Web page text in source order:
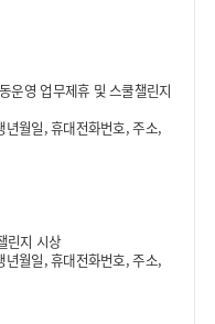
운영 업무제휴 및 스쿨챌린지
월일, 휴대전화번호, 주소,
린지 시상
월일, 휴대전화번호, 주소,